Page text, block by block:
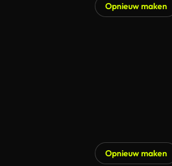
Opnieuw maken
Opnieuw maken